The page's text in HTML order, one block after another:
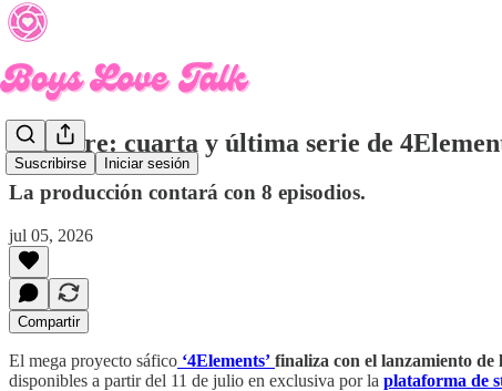
Suscribirse Iniciar sesión
The Fire: cuarta y última serie de
La producción contará con 8 episodios.
jul 05, 2026
Compartir
El mega proyecto sáfico ‘4Elements’ finaliza con el lanzamiento
disponibles a partir del 11 de julio en exclusiva por la plataforma de